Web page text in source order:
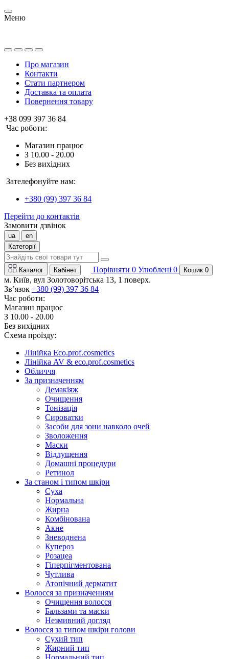
Меню
Про магазин
Контакти
Стати партнером
Доставка та оплата
Повернення товару
+38 099 397 36 84
Час роботи:
Магазин працює
З 10.00 - 20.00
Без вихідних
Зателефонуйте нам:
+380 (99) 397 36 84
Перейти до контактів
Замовити дзвінок
ua
en
Категорії
Каталог Кабінет Порівняти 0 Улюблені 0 Кошик 0
м. Київ, вул Золотоворітська 13, 1 поверх.
Зв’язок +380 (99) 397 36 84
Час роботи:
Магазин працює
З 10.00 - 20.00
Без вихідних
Схема проїзду:
Лінійка Eco.prof.cosmetics
Лінійка AV & eco.prof.cosmetics
Обличчя
За призначенням
Демакіяж
Очищення
Тонізація
Сироватки
Засоби для зони навколо очей
Зволоження
Маски
Відлущення
Домашні процедури
Ретинол
За станом і типом шкіри
Суха
Нормальна
Жирна
Комбінована
Акне
Зневоднена
Купероз
Розацеа
Гіперпігментована
Чутлива
Атопічний дерматит
Волосся за призначенням
Очищення волосся
Бальзами та маски
Незмивний догляд
Волосся за типом шкіри голови
Сухий тип
Жирний тип
Нормальний тип